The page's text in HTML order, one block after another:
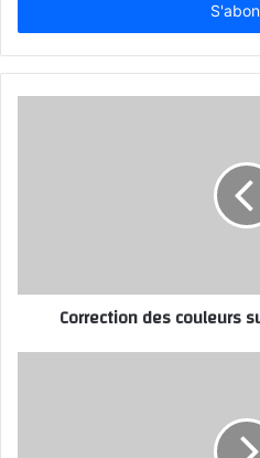
Correction des couleurs